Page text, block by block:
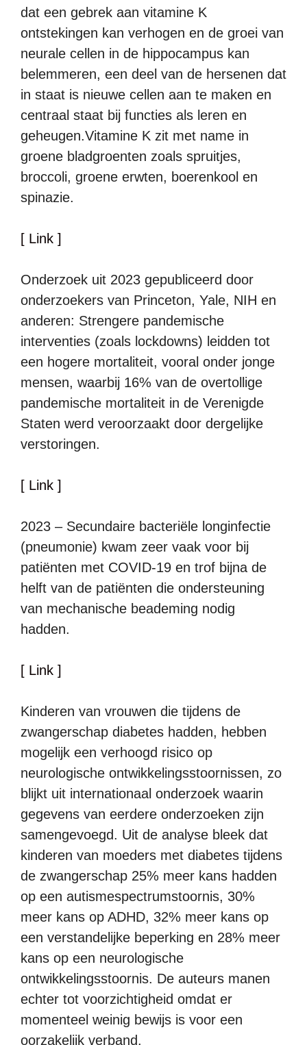
dat een gebrek aan vitamine K
ontstekingen kan verhogen en de groei van
neurale cellen in de hippocampus kan
belemmeren, een deel van de hersenen dat
in staat is nieuwe cellen aan te maken en
centraal staat bij functies als leren en
geheugen.Vitamine K zit met name in
groene bladgroenten zoals spruitjes,
broccoli, groene erwten, boerenkool en
spinazie.
[ Link ]
Onderzoek uit 2023 gepubliceerd door
onderzoekers van Princeton, Yale, NIH en
anderen: Strengere pandemische
interventies (zoals lockdowns) leidden tot
een hogere mortaliteit, vooral onder jonge
mensen, waarbij 16% van de overtollige
pandemische mortaliteit in de Verenigde
Staten werd veroorzaakt door dergelijke
verstoringen.
[ Link ]
2023 – Secundaire bacteriële longinfectie
(pneumonie) kwam zeer vaak voor bij
patiënten met COVID-19 en trof bijna de
helft van de patiënten die ondersteuning
van mechanische beademing nodig
hadden.
[ Link ]
Kinderen van vrouwen die tijdens de
zwangerschap diabetes hadden, hebben
mogelijk een verhoogd risico op
neurologische ontwikkelingsstoornissen, zo
blijkt uit internationaal onderzoek waarin
gegevens van eerdere onderzoeken zijn
samengevoegd. Uit de analyse bleek dat
kinderen van moeders met diabetes tijdens
de zwangerschap 25% meer kans hadden
op een autismespectrumstoornis, 30%
meer kans op ADHD, 32% meer kans op
een verstandelijke beperking en 28% meer
kans op een neurologische
ontwikkelingsstoornis. De auteurs manen
echter tot voorzichtigheid omdat er
momenteel weinig bewijs is voor een
oorzakelijk verband.